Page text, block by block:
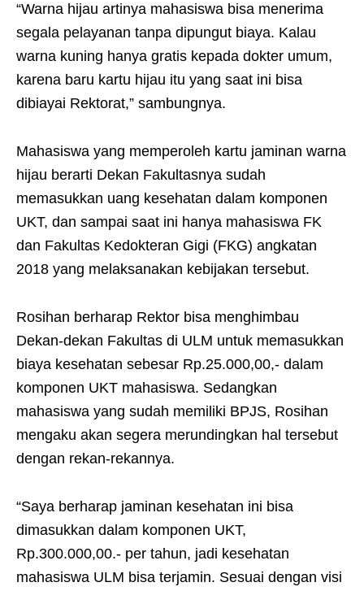
“Warna hijau artinya mahasiswa bisa menerima
segala pelayanan tanpa dipungut biaya. Kalau
warna kuning hanya gratis kepada dokter umum,
karena baru kartu hijau itu yang saat ini bisa
dibiayai Rektorat,” sambungnya.
Mahasiswa yang memperoleh kartu jaminan warna
hijau berarti Dekan Fakultasnya sudah
memasukkan uang kesehatan dalam komponen
UKT, dan sampai saat ini hanya mahasiswa FK
dan Fakultas Kedokteran Gigi (FKG) angkatan
2018 yang melaksanakan kebijakan tersebut.
Rosihan berharap Rektor bisa menghimbau
Dekan-dekan Fakultas di ULM untuk memasukkan
biaya kesehatan sebesar Rp.25.000,00,- dalam
komponen UKT mahasiswa. Sedangkan
mahasiswa yang sudah memiliki BPJS, Rosihan
mengaku akan segera merundingkan hal tersebut
dengan rekan-rekannya.
“Saya berharap jaminan kesehatan ini bisa
dimasukkan dalam komponen UKT,
Rp.300.000,00.- per tahun, jadi kesehatan
mahasiswa ULM bisa terjamin. Sesuai dengan visi